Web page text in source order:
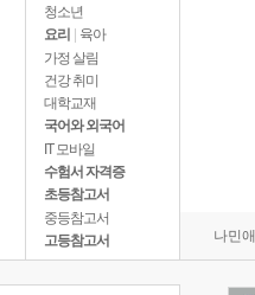
청소년
요리
육아
가정 살림
건강 취미
대학교재
국어와 외국어
IT 모바일
수험서 자격증
초등참고서
중등참고서
고등참고서
나민